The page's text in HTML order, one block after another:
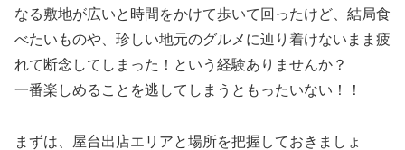
なる敷地が広いと時間をかけて歩いて回ったけど、結局食
べたいものや、珍しい地元のグルメに辿り着けないまま疲
れて断念してしまった！という経験ありませんか？
一番楽しめることを逃してしまうともったいない！！
まずは、屋台出店エリアと場所を把握しておきましょ